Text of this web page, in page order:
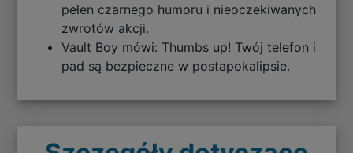
pełen czarnego humoru i nieoczekiwanych
zwrotów akcji.
Vault Boy mówi: Thumbs up! Twój telefon i
pad są bezpieczne w postapokalipsie.